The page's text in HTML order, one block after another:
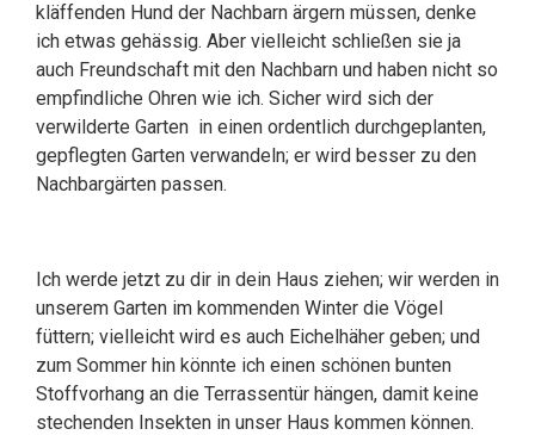
kläffenden Hund der Nachbarn ärgern müssen, denke
ich etwas gehässig. Aber vielleicht schließen sie ja
auch Freundschaft mit den Nachbarn und haben nicht so
empfindliche Ohren wie ich. Sicher wird sich der
verwilderte Garten in einen ordentlich durchgeplanten,
gepflegten Garten verwandeln; er wird besser zu den
Nachbargärten passen.
Ich werde jetzt zu dir in dein Haus ziehen; wir werden in
unserem Garten im kommenden Winter die Vögel
füttern; vielleicht wird es auch Eichelhäher geben; und
zum Sommer hin könnte ich einen schönen bunten
Stoffvorhang an die Terrassentür hängen, damit keine
stechenden Insekten in unser Haus kommen können.